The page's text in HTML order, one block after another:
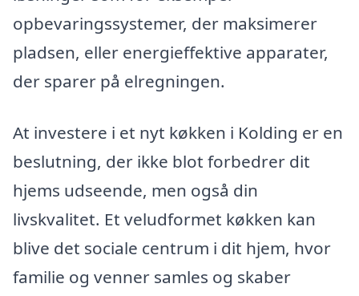
opbevaringssystemer, der maksimerer
pladsen, eller energieffektive apparater,
der sparer på elregningen.
At investere i et nyt køkken i Kolding er en
beslutning, der ikke blot forbedrer dit
hjems udseende, men også din
livskvalitet. Et veludformet køkken kan
blive det sociale centrum i dit hjem, hvor
familie og venner samles og skaber